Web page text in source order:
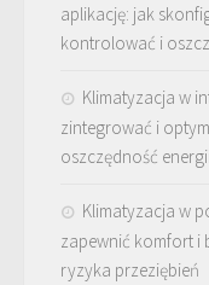
aplikację: jak
kontrolować i
Klimatyzacja w
zintegrować i
oszczędność energii
Klimatyzacja w
zapewnić komfort i
ryzyka przeziębień